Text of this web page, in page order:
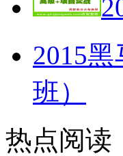
2015
班）
热点阅读